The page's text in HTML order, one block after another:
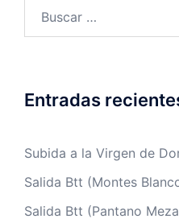
Entradas
Subida a la Virgen de
Salida Btt (Montes
Salida Btt (Pantano